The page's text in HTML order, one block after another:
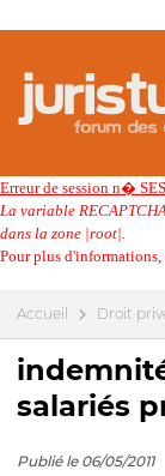
Erreur de session n�
La variable
dans la zone |root|.
Pour plus d'informations,
Accueil Droit
salariés
Publié le 06/05/2011